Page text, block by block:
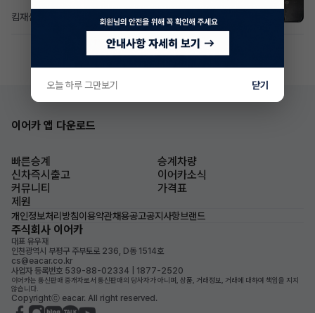
킴재섭 댓글 3
이어카 앱 다운로드
빠른승계
승계차량
신차즉시출고
이어카소식
커뮤니티
가격표
제원
개인정보처리방침이용약관채용공고공지사항브랜드
주식회사 이어카
대표 유우재
인천광역시 부평구 주부토로 236, D동 1514호
cs@eacar.co.kr
사업자 등록번호 539-88-02334 | 1877-2520
이어카는 통신판매 중개자로서 통신판매의 당사자가 아니며, 상품, 거래정보, 거래에 대하여 책임을 지지
않습니다.
Copyrightⓒ eacar. All right reserved.
오늘 하루 그만보기 닫기